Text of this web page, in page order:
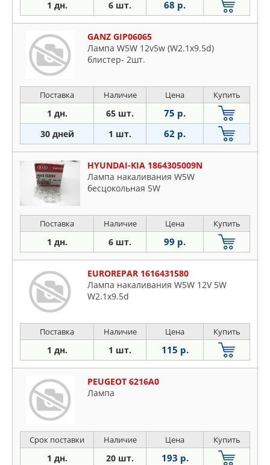
1 дн. 6 шт. 68 р.
GANZ GIP06065
Лампа W5W 12v5w (W2.1x9.5d)
блистер- 2шт.
Поставка Наличие Цена Купить
1 дн. 65 шт. 75 р.
30 дней 1 шт. 62 р.
HYUNDAI-KIA 1864305009N
Лампа накаливания W5W
бесцокольная 5W
Поставка Наличие Цена Купить
1 дн. 6 шт. 99 р.
EUROREPAR 1616431580
Лампа накаливания W5W 12V 5W
W2.1x9.5d
Поставка Наличие Цена Купить
1 дн. 1 шт. 115 р.
PEUGEOT 6216A0
Лампа
Срок поставки Наличие Цена Купить
1 дн. 20 шт. 193 р.